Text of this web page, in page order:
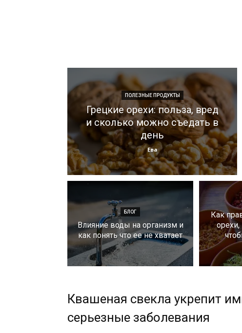
ПОЛЕЗНЫЕ ПРОДУКТЫ
Грецкие орехи: польза, вред
и сколько можно съедать в
день
Ева
БЛОГ
Влияние воды на организм и
как понять что ее не хватает
Как
Квашеная свекла укрепит
серьезные заболевания